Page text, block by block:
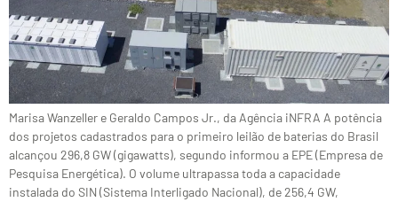
Marisa Wanzeller e Geraldo Campos Jr., da Agência iNFRA A potência
dos projetos cadastrados para o primeiro leilão de baterias do Brasil
alcançou 296,8 GW (gigawatts), segundo informou a EPE (Empresa de
Pesquisa Energética). O volume ultrapassa toda a capacidade
instalada do SIN (Sistema Interligado Nacional), de 256,4 GW,